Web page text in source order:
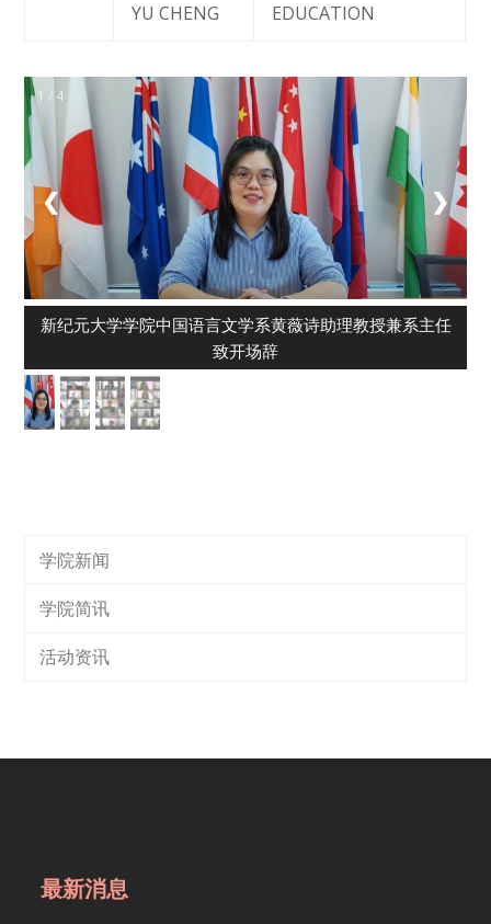
YU CHENG
EDUCATION
1 / 4
❮ ❯
新纪元大学学院中国语言文学系黄薇诗助理教授兼系主任
致开场辞
学院新闻
学院简讯
活动资讯
最新消息